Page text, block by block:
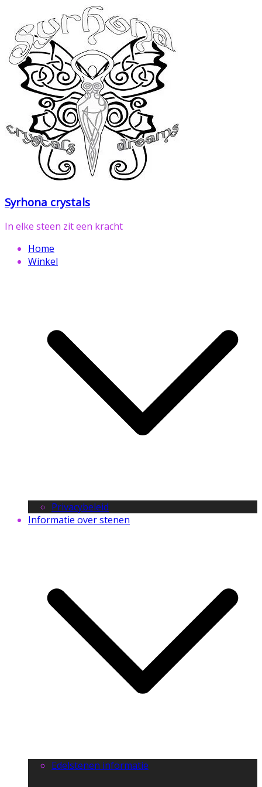
naar
inhoud
Syrhona crystals
In elke steen zit een kracht
Home
Winkel
Privacybeleid
Informatie over stenen
Edelstenen informatie